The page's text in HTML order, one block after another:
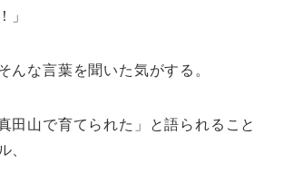
」
んな言葉を聞いた気がする。
田山で育てられた」と語られること
、